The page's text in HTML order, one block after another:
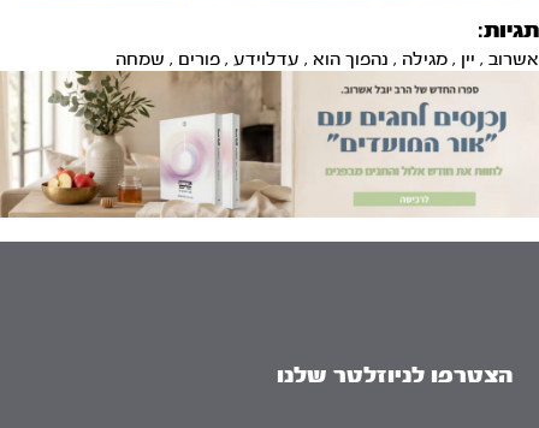
תגיות:
אשרוב , יין , מגילה , נהפוך הוא , עדלוידע , פורים , שמחה
הצטרפו לניוזלטר שלנו